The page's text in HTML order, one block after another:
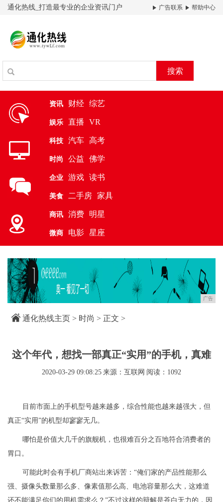
通化热线_打造最专业的企业资讯门户 广告联系 帮助中心
搜索
资讯 财经 综艺
娱乐 直播 VR
科技 汽车 高考
时尚 公益 佛学
企业 游戏 读书
美食 二手房 家具
商讯 消费 明星
微商 电影 星座
广告
通化热线主页 > 时尚 > 正文 >
这个年代，想找一部真正“实用”的手机，真难
2020-03-29 09:08:25 来源：互联网 阅读：1092
目前市面上的手机型号越来越多，综合性能也越来越强大，但
真正“实用”的机型却寥寥无几。
哪怕是价值大几千的旗舰机，也很难百分之百地符合消费者的
胃口。
可能此时会有手机厂商站出来诉苦：“俺们家的产品性能那么
强、摄像头数量那么多、像素值那么高、电池容量那么大，这难道
还不能满足你们的用机需求么？”不过这样的辩解是苍白无力的，因